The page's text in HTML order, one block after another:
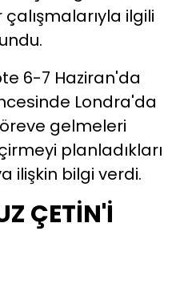
ilgili
6-7 Haziran'da
Londra'da
gelmeleri
planladıkları
ilişkin bilgi verdi.
ÇETİN'İ